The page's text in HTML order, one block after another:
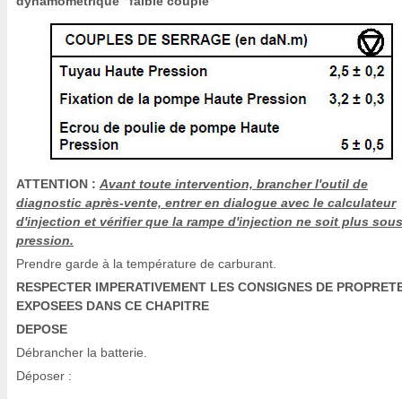
ATTENTION : Avant toute intervention, brancher l'outil de
diagnostic après-vente, entrer en dialogue avec le calculateur
d'injection et vérifier que la rampe d'injection ne soit plus sous
pression.
Prendre garde à la température de carburant.
RESPECTER IMPERATIVEMENT LES CONSIGNES DE
EXPOSEES DANS CE CHAPITRE
DEPOSE
Débrancher la batterie.
Déposer :